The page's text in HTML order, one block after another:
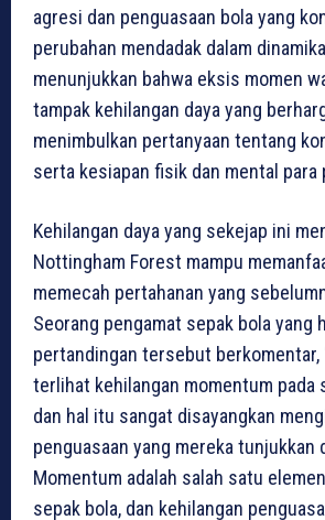
agresi dan penguasaan bola yang
perubahan mendadak dalam
menunjukkan bahwa eksis momen
tampak kehilangan daya yang
menimbulkan pertanyaan tentang
serta kesiapan fisik dan mental para
Kehilangan daya yang sekejap ini
Nottingham Forest mampu
memecah pertahanan yang
Seorang pengamat sepak bola yang
pertandingan tersebut berkomentar,
terlihat kehilangan momentum pada
dan hal itu sangat disayangkan
penguasaan yang mereka tunjukkan
Momentum adalah salah satu
sepak bola, dan kehilangan